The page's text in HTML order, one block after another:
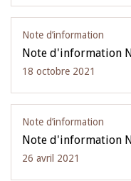
Note d’information
Note d'information
18 octobre 2021
Note d’information
Note d'information
26 avril 2021